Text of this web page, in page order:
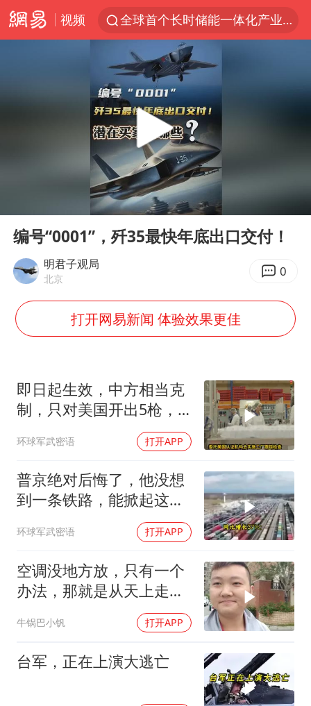
视频
全球首个长时储能一体化产业园量产
“秋天的第一杯奶茶”6岁了
上海：台风白海豚或将带来龙卷风
38岁演员求职万岁山NPC成功
国乒男单横滨冠军赛全军覆没
胡彦斌获《歌手2026》歌王
U17国足三连胜晋级明日之星半决赛
名创优品回应女子吐槽内裤质量差
日本试射“战斧”导弹，国防部回应
百花奖开幕式
东航：国内客票提前14天免费退改
夯实基础开新局
Play
编号“0001”，歼35最快年底出口交付！
明君子观局
北京 0
打开网易新闻 体验效果更佳
即日起生效，中方相当克
制，只对美国开出5枪，
环球军武密语 打开APP
普京绝对后悔了，他没想
到一条铁路，能掀起这么
大的风浪，中亚格局彻底
改写
环球军武密语 打开APP
空调没地方放，只有一个
办法，那就是从天上走，
牛锅巴小钒 打开APP
台军，正在上演大逃亡